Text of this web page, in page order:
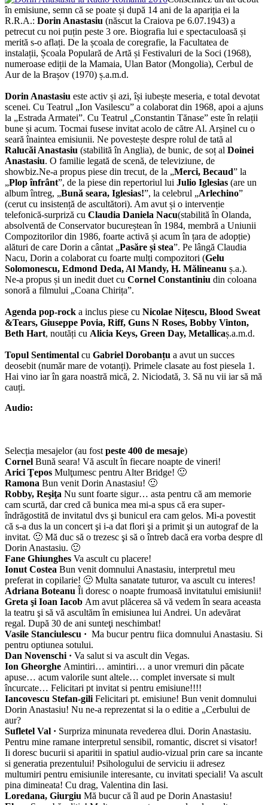
în emisiune, semn că se poate și după 14 ani de la apariția ei la
R.R.A.: Dorin Anastasiu (născut la Craiova pe 6.07.1943) a
petrecut cu noi puțin peste 3 ore. Biografia lui e spectaculoasă și
merită s-o aflați. De la școala de coregrafie, la Facultatea de
instalații, Școala Populară de Artă și Festivaluri de la Soci (1968),
numeroase ediții de la Mamaia, Ulan Bator (Mongolia), Cerbul de
Aur de la Brașov (1970) ș.a.m.d.
Dorin Anastasiu este activ și azi, își iubește meseria, e total devotat
scenei. Cu Teatrul „Ion Vasilescu” a colaborat din 1968, apoi a ajuns
la „Estrada Armatei”. Cu Teatrul „Constantin Tănase” este în relații
bune și acum. Tocmai fusese invitat acolo de către Al. Arșinel cu o
seară înaintea emisiunii. Ne povestește despre rolul de tată al
Ralucăi Anastasiu (stabilită în Anglia), de bunic, de soț al Doinei
Anastasiu. O familie legată de scenă, de televiziune, de
showbiz.Ne-a propus piese din trecut, de la „Merci, Becaud” la
„Plop înfrânt”, de la piese din repertoriul lui Julio Iglesias (are un
album întreg, „Bună seara, Iglesias!”, la celebrul „Arlechino”
(cerut cu insistență de ascultători). Am avut și o intervenție
telefonică-surpriză cu Claudia Daniela Nacu(stabilită în Olanda,
absolventă de Conservator bucureștean în 1984, membră a Uniunii
Compozitorilor din 1986, foarte activă și acum în țara de adopție)
alături de care Dorin a cântat „Pasăre și stea”. Pe lângă Claudia
Nacu, Dorin a colaborat cu foarte mulți compozitori (Gelu
Solomonescu, Edmond Deda, Al Mandy, H. Mălineanu ș.a.).
Ne-a propus și un inedit duet cu Cornel Constantiniu din coloana
sonoră a filmului „Coana Chirița”.
Agenda pop-rock a inclus piese cu Nicolae Nițescu, Blood Sweat
&Tears, Giuseppe Povia, Riff, Guns N Roses, Bobby Vinton,
Beth Hart, noutăți cu Alicia Keys, Green Day, Metallicaș.a.m.d.
Topul Sentimental cu Gabriel Dorobanțu a avut un succes
deosebit (număr mare de votanți). Primele clasate au fost piesela 1.
Hai vino iar în gara noastră mică, 2. Niciodată, 3. Să nu vii iar să mă
cauți.
Audio:
Selecția mesajelor (au fost peste 400 de mesaje)
Cornel Bună seara! Vă ascult în fiecare noapte de vineri!
Arici Ţepos Mulţumesc pentru Alter Bridge! 🙂
Ramona Bun venit Dorin Anastasiu! 🙂
Robby, Reşiţa Nu sunt foarte sigur… asta pentru că am memorie
cam scurtă, dar cred că bunica mea mi-a spus că era super-
îndrăgostită de invitatul dvs şi bunicul era cam gelos. Mi-a povestit
că s-a dus la un concert şi i-a dat flori şi a primit şi un autograf de la
invitat. 🙂 Mă duc să o trezesc şi să o întreb dacă era vorba despre dl
Dorin Anastasiu. 🙂
Fane Ghiunghes Va ascult cu placere!
Ionut Costea Bun venit domnului Anastasiu, interpretul meu
preferat in copilarie! 🙂 Multa sanatate tuturor, va ascult cu interes!
Adriana Boteanu Îi doresc o noapte frumoasă invitatului emisiunii!
Greta şi Ioan Iacob Am avut plăcerea să vă vedem în seara aceasta
la teatru şi să vă ascultăm în emisiunea lui Andrei. Un adevărat
regal. După 30 de ani sunteţi neschimbat!
Vasile Stanciulescu · Ma bucur pentru fiica domnului Anastasiu. Si
pentru optiunea sotului.
Dan Novenschi · Va salut si va ascult din Vegas.
Ion Gheorghe Amintiri… amintiri… a unor vremuri din păcate
apuse… acum valorile sunt altele… complet inversate si mult
încurcate… Felicitari pt invitat si pentru emisiune!!!!
Iancovescu Stefan-gili Felicitari pt. emisiune! Bun venit domnului
Dorin Anastasiu! Nu ne-a reprezentat si la o editie a „Cerbului de
aur?
Sufletel Val · Surpriza minunata revederea dlui. Dorin Anastasiu.
Pentru mine ramane interpretul sensibil, romantic, discret si visator!
Ii doresc bucurii si aparitii in spatiul audio-vizual prin care sa incante
si generatia prezentului! Psihologului de serviciu ii adresez
multumiri pentru emisiunile interesante, cu invitati speciali! Va ascult
pina dimineata! Cu drag, Valentina din Iasi.
Loredana, Giurgiu Mă bucur că îl aud pe Dorin Anastasiu!